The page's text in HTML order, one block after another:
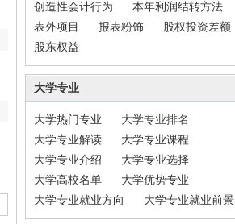
创造性会计行为
本年利润结转方法
表外项目
报表粉饰
股权投资差额
股东权益
大学专业
大学热门专业
大学专业排名
大学专业解读
大学专业课程
大学专业介绍
大学专业选择
大学高校名单
大学优势专业
大学专业就业方向
大学专业就业前景